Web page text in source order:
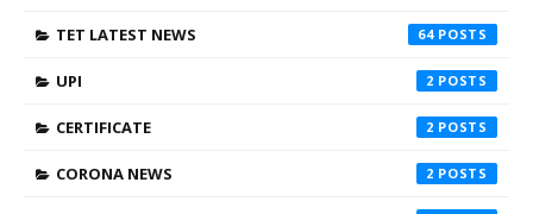
TET LATEST NEWS 64
UPI 2
CERTIFICATE 2
CORONA NEWS 2